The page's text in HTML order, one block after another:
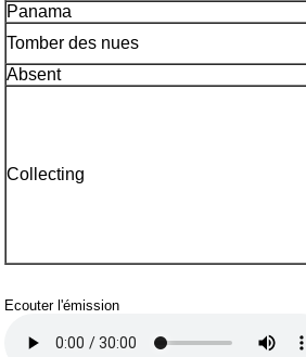
Panama
Tomber des nues
Absent
Collecting
Ecouter l'émission